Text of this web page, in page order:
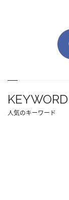
KEYWORD
人気のキーワード